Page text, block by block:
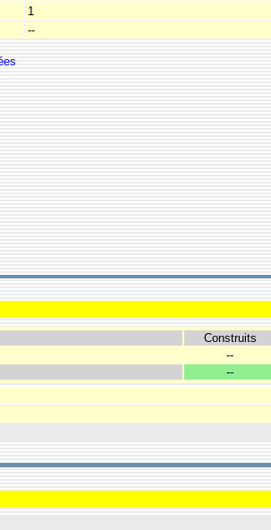
1
--
Construits
--
--